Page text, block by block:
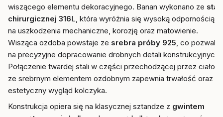
wiszącego elementu dekoracyjnego. Banan wykonano ze stali
chirurgicznej 316L, która wyróżnia się wysoką odpornością
na uszkodzenia mechaniczne, korozję oraz matowienie.
Wisząca ozdoba powstaje ze srebra próby 925, co pozwala
na precyzyjne dopracowanie drobnych detali konstrukcyjnych.
Połączenie twardej stali w części przechodzącej przez ciało
ze srebrnym elementem ozdobnym zapewnia trwałość oraz
estetyczny wygląd kolczyka.
Konstrukcja opiera się na klasycznej sztandze z gwintem